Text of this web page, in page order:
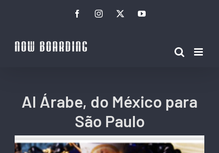
conteúdo
FacebookInstagramTwitterYouTube
Al Árabe, do México para
São Paulo